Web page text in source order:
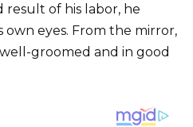
result of his labor, he
eyes. From the mirror,
groomed and in good